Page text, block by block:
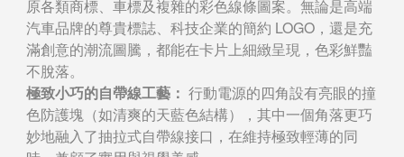
原各類商標、車標及複雜的彩色線條圖案。無論是高端
汽車品牌的尊貴標誌、科技企業的簡約 LOGO，還是充
滿創意的潮流圖騰，都能在卡片上細緻呈現，色彩鮮豔
不脫落。
極致小巧的自帶線工藝： 行動電源的四角設有亮眼的撞
色防護塊（如清爽的天藍色結構），其中一個角落更巧
妙地融入了抽拉式自帶線接口，在維持極致輕薄的同